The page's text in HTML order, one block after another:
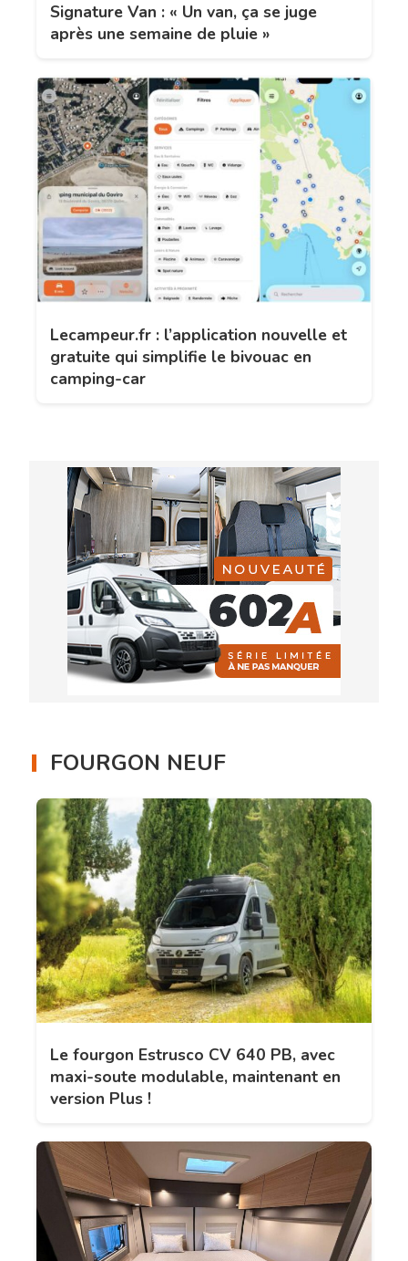
Signature Van : « Un van, ça se juge
après une semaine de pluie »
Lecampeur.fr : l’application nouvelle et
gratuite qui simplifie le bivouac en
camping-car
FOURGON NEUF
Le fourgon Estrusco CV 640 PB, avec
maxi-soute modulable, maintenant en
version Plus !